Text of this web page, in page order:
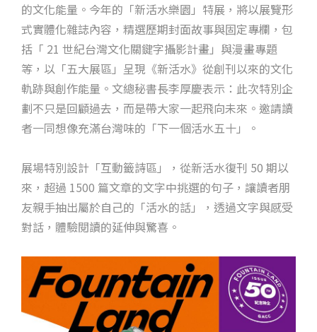
的文化能量。今年的「新活水樂園」特展，將以展覽形
式實體化雜誌內容，精選歷期封面故事與固定專欄，包
括「 21 世紀台灣文化關鍵字攝影計畫」與漫畫專題
等，以「五大展區」呈現《新活水》從創刊以來的文化
軌跡與創作能量。文總秘書長李厚慶表示：此次特別企
劃不只是回顧過去，而是帶大家一起飛向未來。邀請讀
者一同想像充滿台灣味的「下一個活水五十」。
展場特別設計「互動籤詩區」，從新活水復刊 50 期以
來，超過 1500 篇文章的文字中挑選的句子，讓讀者朋
友親手抽出屬於自己的「活水的話」，透過文字與感受
對話，體驗閱讀的延伸與驚喜。